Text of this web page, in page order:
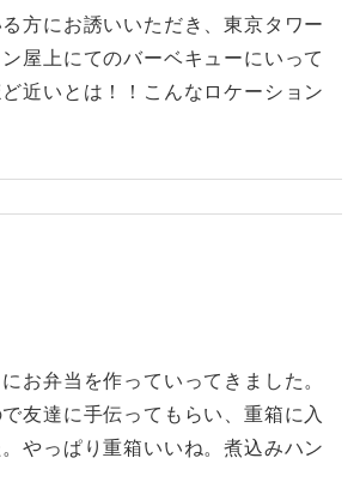
方にお誘いいただき、東京タワー
屋上にてのバーベキューにいって
近いとは！！こんなロケーション
お弁当を作っていってきました。
友達に手伝ってもらい、重箱に入
やっぱり重箱いいね。煮込みハン